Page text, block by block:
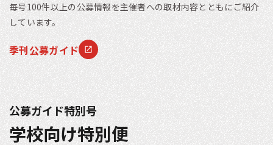
毎号100件以上の公募情報を主催者への取材内容とともにご紹介
しています。
季刊公募ガイド
公募ガイド特別号
学校向け特別便